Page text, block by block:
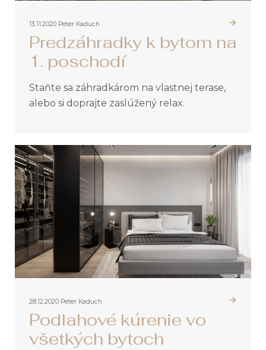
13.11.2020 Peter Kaduch
Predzáhradky k bytom na
1. poschodí
Staňte sa záhradkárom na vlastnej terase,
alebo si doprajte zaslúžený relax.
28.12.2020 Peter Kaduch
Podlahové kúrenie vo
všetkých bytoch